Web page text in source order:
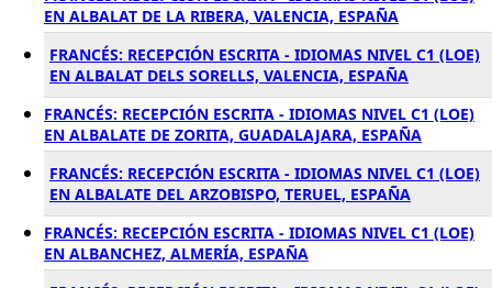
EN ALBALAT DE LA RIBERA, VALENCIA, ESPAÑA
FRANCÉS: RECEPCIÓN ESCRITA - IDIOMAS NIVEL C1 (LOE)
EN ALBALAT DELS SORELLS, VALENCIA, ESPAÑA
FRANCÉS: RECEPCIÓN ESCRITA - IDIOMAS NIVEL C1 (LOE)
EN ALBALATE DE ZORITA, GUADALAJARA, ESPAÑA
FRANCÉS: RECEPCIÓN ESCRITA - IDIOMAS NIVEL C1 (LOE)
EN ALBALATE DEL ARZOBISPO, TERUEL, ESPAÑA
FRANCÉS: RECEPCIÓN ESCRITA - IDIOMAS NIVEL C1 (LOE)
EN ALBANCHEZ, ALMERÍA, ESPAÑA